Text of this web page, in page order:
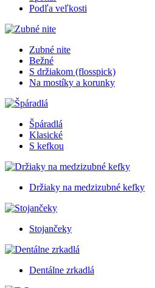
Podľa veľkosti
Zubné nite
Bežné
S držiakom (flosspick)
Na mostíky a korunky
Špáradlá
Klasické
S kefkou
Držiaky na medzizubné kefky
Stojančeky
Dentálne zrkadlá